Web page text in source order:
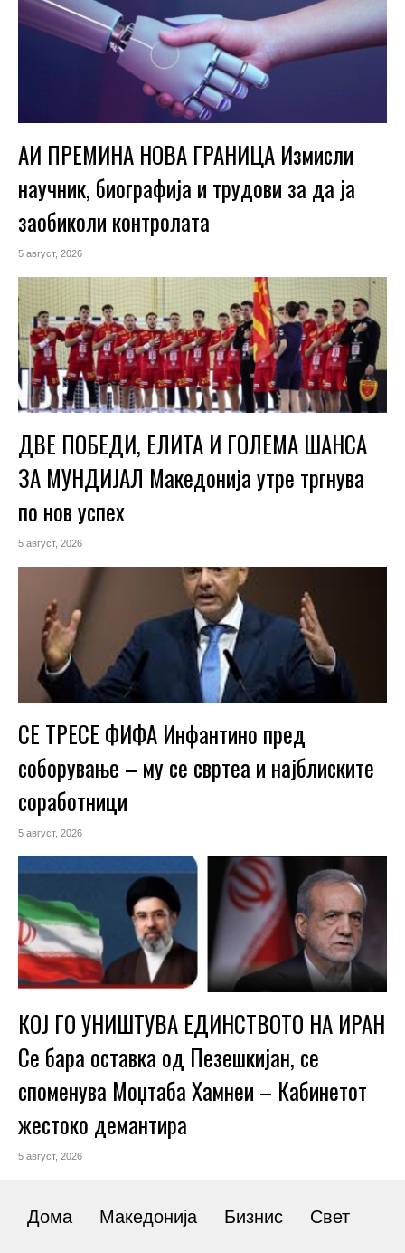
АИ ПРЕМИНА НОВА ГРАНИЦА Измисли
научник, биографија и трудови за да ја
заобиколи контролата
5 август, 2026
ДВЕ ПОБЕДИ, ЕЛИТА И ГОЛЕМА ШАНСА
ЗА МУНДИЈАЛ Македонија утре тргнува
по нов успех
5 август, 2026
СЕ ТРЕСЕ ФИФА Инфантино пред
соборување – му се свртеа и најблиските
соработници
5 август, 2026
КОЈ ГО УНИШТУВА ЕДИНСТВОТО НА ИРАН
Се бара оставка од Пезешкијан, се
споменува Моџтаба Хамнеи – Кабинетот
жестоко демантира
5 август, 2026
Дома Македонија Бизнис Свет